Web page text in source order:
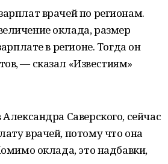
врачей по регионам.
оклада, размер
в регионе. Тогда он
— сказал «Известиям»
Саверского, сейчас
врачей, потому что она
оклада, это надбавки,